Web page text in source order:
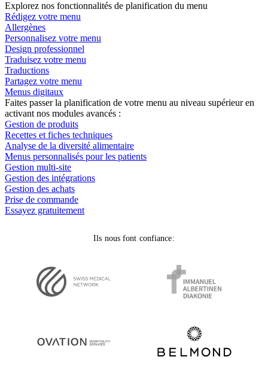
Explorez nos fonctionnalités de planification du menu
Rédigez votre menu
Allergènes
Personnalisez votre menu
Design professionnel
Traduisez votre menu
Traductions
Partagez votre menu
Menus digitaux
Faites passer la planification de votre menu au niveau supérieur en
activant nos modules avancés :
Gestion de produits
Recettes et fiches techniques
Analyse de la diversité alimentaire
Menus personnalisés pour les patients
Gestion multi-site
Gestion des intégrations
Gestion des achats
Prise de commande
Essayez gratuitement
Ils nous font confiance: